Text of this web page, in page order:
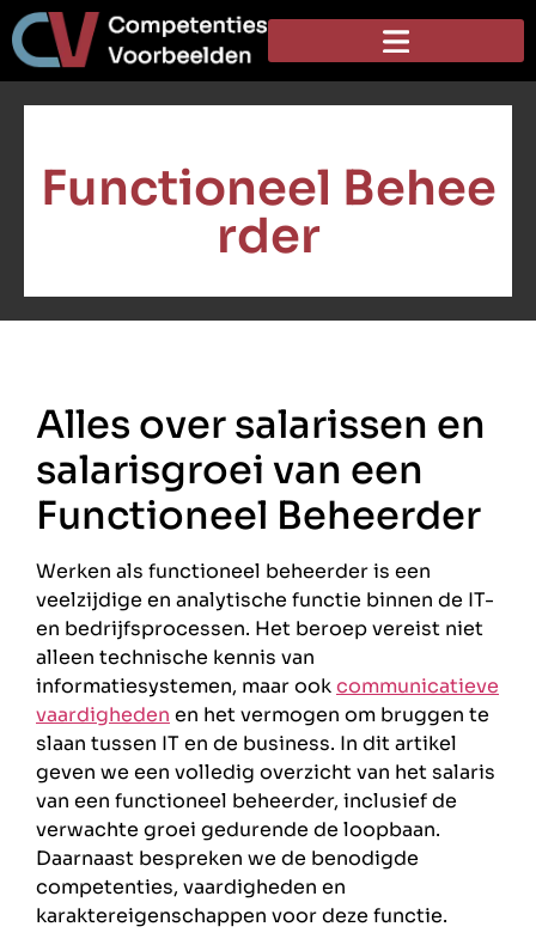
Functioneel Behee
rder
Alles over salarissen en
salarisgroei van een
Functioneel Beheerder
Werken als functioneel beheerder is een
veelzijdige en analytische functie binnen de IT-
en bedrijfsprocessen. Het beroep vereist niet
alleen technische kennis van
informatiesystemen, maar ookcommunicatieve
vaardigheden en het vermogen om bruggen te
slaan tussen IT en de business. In dit artikel
geven we een volledig overzicht van het salaris
van een functioneel beheerder, inclusief de
verwachte groei gedurende de loopbaan.
Daarnaast bespreken we de benodigde
competenties, vaardigheden en
karaktereigenschappen voor deze functie.